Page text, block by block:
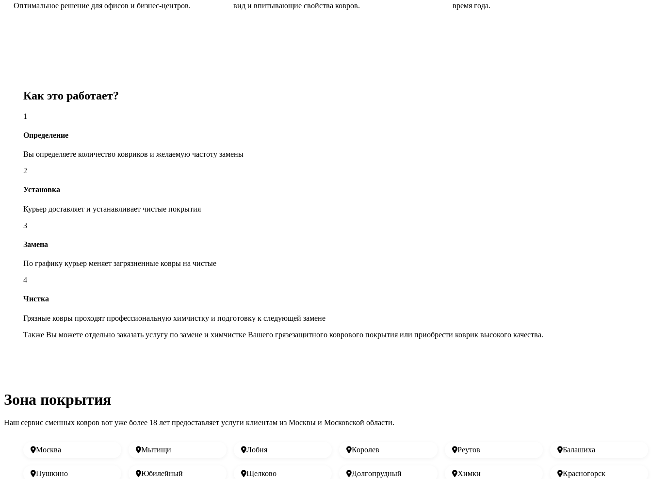
Оптимальное решение для офисов и бизнес-центров.
вид и впитывающие свойства ковров.
время года.
Как это работает?
1
Определение
Вы определяете количество ковриков и желаемую частоту замены
2
Установка
Курьер доставляет и устанавливает чистые покрытия
3
Замена
По графику курьер меняет загрязненные ковры на чистые
4
Чистка
Грязные ковры проходят профессиональную химчистку и подготовку к следующей замене
Также Вы можете отдельно заказать услугу по замене и химчистке Вашего грязезащитного коврового покрытия или приобрести коврик высокого качества.
Зона покрытия
Наш сервис сменных ковров вот уже более 18 лет предоставляет услуги клиентам из Москвы и Московской области.
Москва Мытищи Лобня Королев Реутов Балашиха
Пушкино Юбилейный Щелково Долгопрудный Химки Красногорск